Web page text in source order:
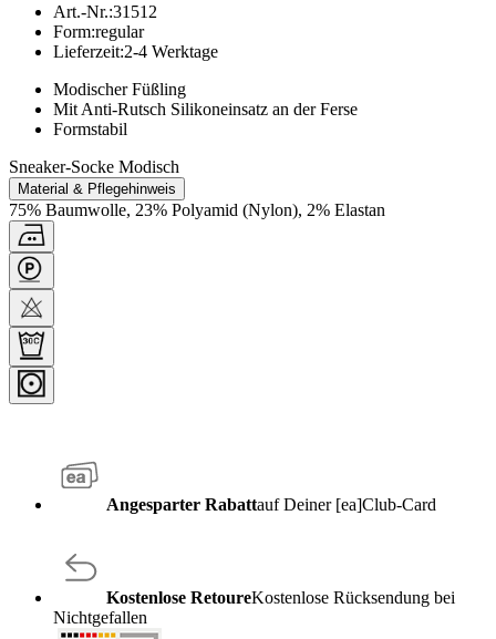
Art.-Nr.:31512
Form:regular
Lieferzeit:2-4 Werktage
Modischer Füßling
Mit Anti-Rutsch Silikoneinsatz an der Ferse
Formstabil
Sneaker-Socke Modisch
Material & Pflegehinweis
75% Baumwolle, 23% Polyamid (Nylon), 2% Elastan
Angesparter Rabattauf Deiner [ea]Club-Card
Kostenlose RetoureKostenlose Rücksendung bei
Nichtgefallen